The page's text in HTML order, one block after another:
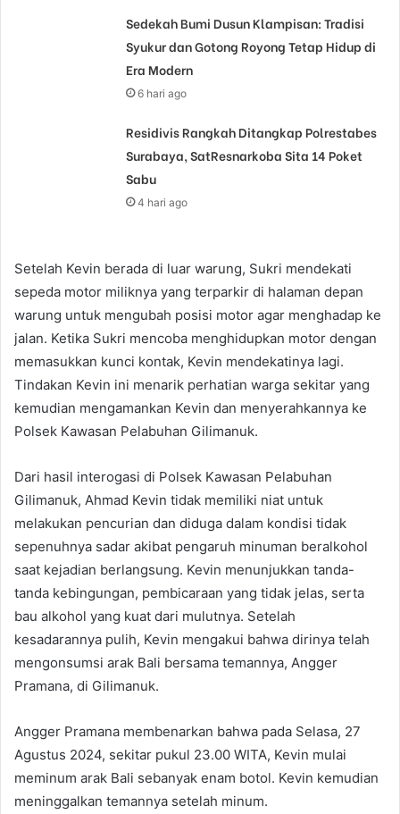
Sedekah Bumi Dusun Klampisan: Tradisi
Syukur dan Gotong Royong Tetap Hidup di
Era Modern
6 hari ago
Residivis Rangkah Ditangkap Polrestabes
Surabaya, SatResnarkoba Sita 14 Poket
Sabu
4 hari ago
Setelah Kevin berada di luar warung, Sukri mendekati
sepeda motor miliknya yang terparkir di halaman depan
warung untuk mengubah posisi motor agar menghadap ke
jalan. Ketika Sukri mencoba menghidupkan motor dengan
memasukkan kunci kontak, Kevin mendekatinya lagi.
Tindakan Kevin ini menarik perhatian warga sekitar yang
kemudian mengamankan Kevin dan menyerahkannya ke
Polsek Kawasan Pelabuhan Gilimanuk.
Dari hasil interogasi di Polsek Kawasan Pelabuhan
Gilimanuk, Ahmad Kevin tidak memiliki niat untuk
melakukan pencurian dan diduga dalam kondisi tidak
sepenuhnya sadar akibat pengaruh minuman beralkohol
saat kejadian berlangsung. Kevin menunjukkan tanda-
tanda kebingungan, pembicaraan yang tidak jelas, serta
bau alkohol yang kuat dari mulutnya. Setelah
kesadarannya pulih, Kevin mengakui bahwa dirinya telah
mengonsumsi arak Bali bersama temannya, Angger
Pramana, di Gilimanuk.
Angger Pramana membenarkan bahwa pada Selasa, 27
Agustus 2024, sekitar pukul 23.00 WITA, Kevin mulai
meminum arak Bali sebanyak enam botol. Kevin kemudian
meninggalkan temannya setelah minum.